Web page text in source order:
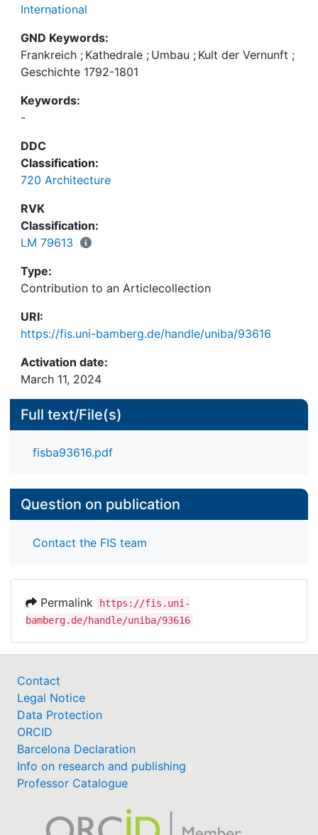
International
GND Keywords:
Frankreich ; Kathedrale ; Umbau ; Kult der Vernunft ;
Geschichte 1792-1801
Keywords:
-
DDC
Classification:
720 Architecture
RVK
Classification:
LM 79613
Type:
Contribution to an Articlecollection
URI:
https://fis.uni-bamberg.de/handle/uniba/93616
Activation date:
March 11, 2024
Full text/File(s)
fisba93616.pdf
Question on publication
Contact the FIS team
Permalink
https://fis.uni-
bamberg.de/handle/uniba/93616
Contact
Legal Notice
Data Protection
ORCID
Barcelona Declaration
Info on research and publishing
Professor Catalogue